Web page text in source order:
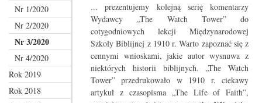
Nr 1/2020
Nr 2/2020
Nr 3/2020
Nr 4/2020
Rok 2019
Rok 2018
... prezentujemy kolejną serię komentarzy
Wydawcy „The Watch Tower” do
cotygodniowych lekcji Międzynarodowej
Szkoły Biblijnej z 1910 r. Warto zapoznać się z
cennymi wnioskami, jakie autor wysnuwa z
niektórych historii biblijnych. „The Watch
Tower” przedrukowało w 1910 r. ciekawy
artykuł z czasopisma „The Life of Faith”,